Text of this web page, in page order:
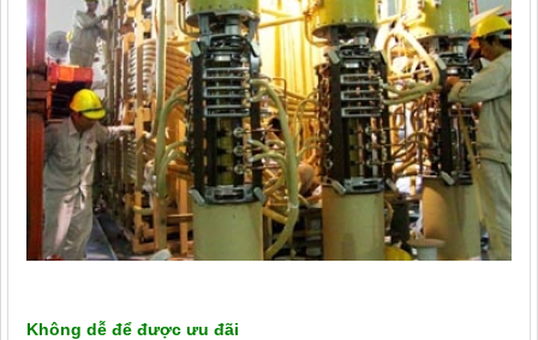
Không dễ để được ưu đãi